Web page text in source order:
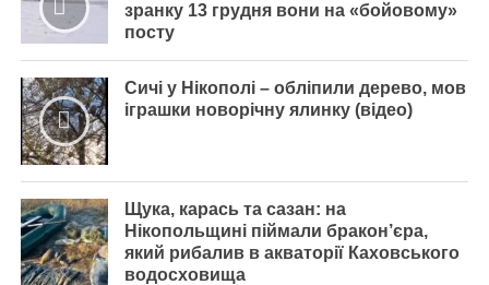
зранку 13 грудня вони на «бойовому»
посту
Сичі у Нікополі – обліпили дерево, мов
іграшки новорічну ялинку (відео)
Щука, карась та сазан: на
Нікопольщині піймали бракон’єра,
який рибалив в акваторії Каховського
водосховища